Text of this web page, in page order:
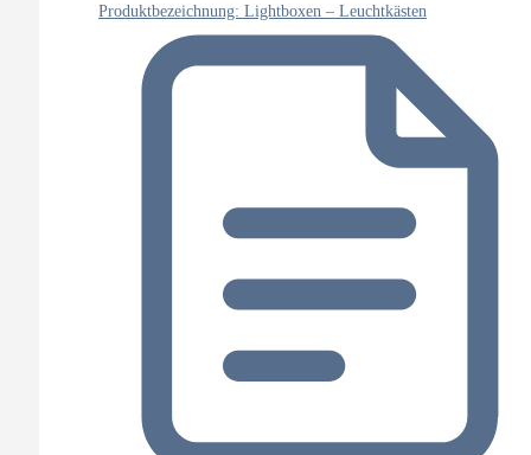
Produktbezeichnung: Lightboxen – Leuchtkästen